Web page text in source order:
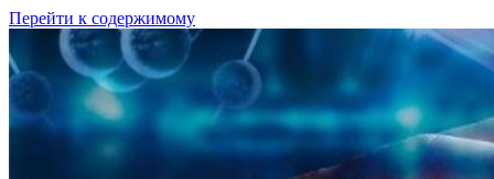
Перейти к содержимому